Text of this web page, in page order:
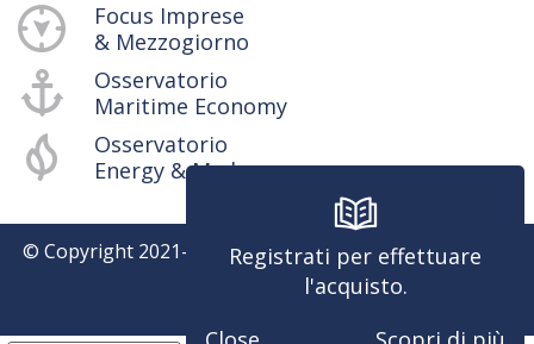
Registrati per effettuare
l'acquisto.
Focus Imprese
& Mezzogiorno
Osservatorio
Maritime Economy
Osservatorio
Energy & Med
© Copyright 2021-
SRM - Centro Studi e Ricerche -
P.iva 04514401217